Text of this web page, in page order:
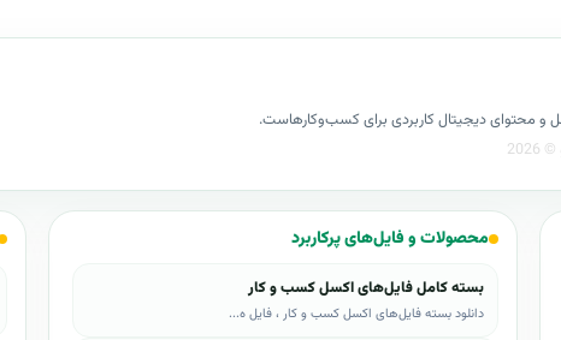
و محتوای دیجیتال کاربردی برای کسب‌وکارهاست.
محصولات و فایل‌های پرکاربرد
بسته کامل فایل‌های اکسل کسب و کار
دانلود بسته فایل‌های اکسل کسب و کار ، فایل ه...